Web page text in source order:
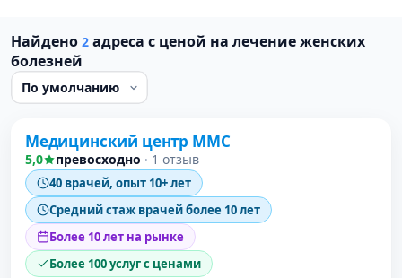
Найдено 2 адреса с ценой на лечение женских
болезней
Проверено давно
Медицинский центр ММС
5,0 превосходно · 1 отзыв
40 врачей, опыт 10+ лет
Средний стаж врачей более 10 лет
Более 10 лет на рынке
Более 100 услуг с ценами